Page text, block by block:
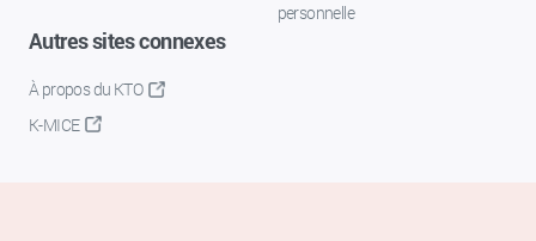
personnelle
Autres sites connexes
À propos du KTO
K-MICE